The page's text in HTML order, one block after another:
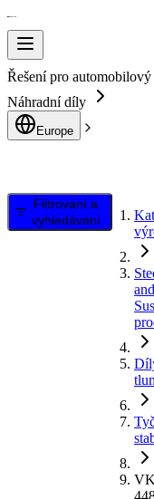
Řešení pro
Náhradní díly
Europe
Filtrování a
vyhledávání
and